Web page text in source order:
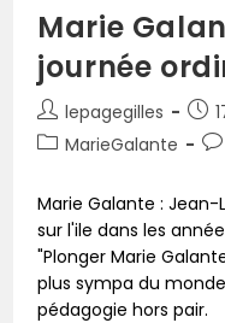
Marie
journée
lepagegilles
MarieGalante
Marie Galante :
sur l'ile dans les
"Plonger Marie
plus sympa du
pédagogie hors pair.